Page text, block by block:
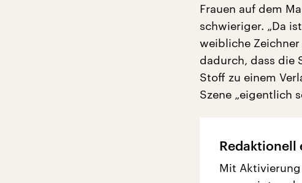
Frauen auf dem
schwieriger. „Da
weibliche
dadurch, dass die
Stoff zu einem
Szene „eigentlich
Redaktionell
Mit